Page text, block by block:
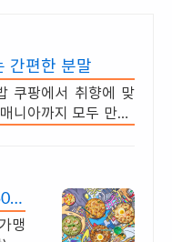
간편한 분말
쿠팡에서 취향에 맞
니아까지 모두 만족!
호
맹